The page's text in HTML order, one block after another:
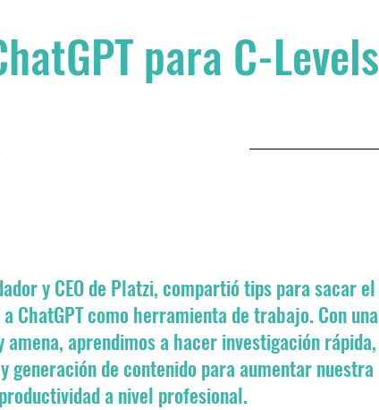
para C-Levels
y CEO de Platzi, compartió tips para sacar el
ChatGPT como herramienta de trabajo. Con una
aprendimos a hacer investigación rápida,
generación de contenido para aumentar nuestra
productividad a nivel profesional.